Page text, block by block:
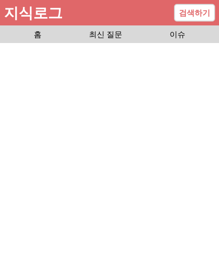
지식로그
검색하기
홈
최신 질문 이슈